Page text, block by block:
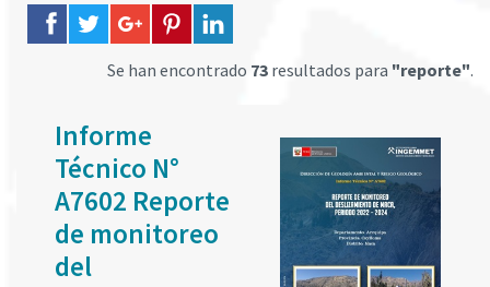
Se han encontrado 73 resultados para "reporte".
Informe
Técnico N°
A7602 Reporte
de monitoreo
del